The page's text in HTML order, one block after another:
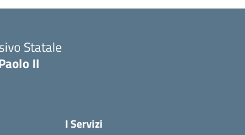
Statale
II
I Servizi